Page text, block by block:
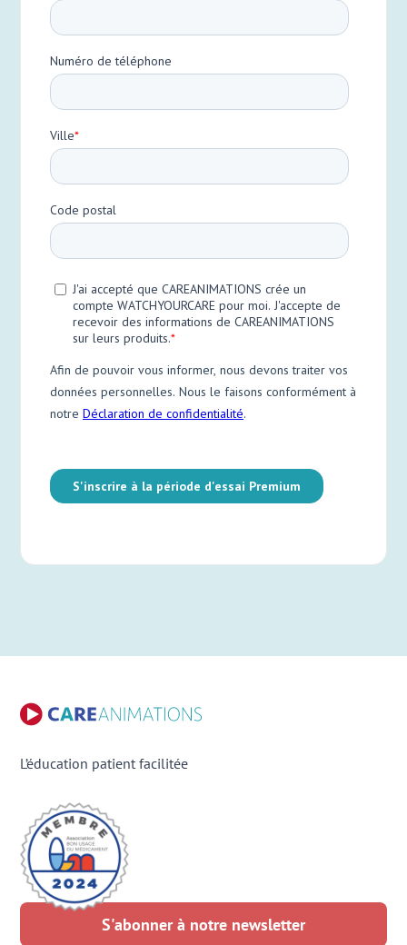
L’éducation patient facilitée
S'abonner à notre newsletter